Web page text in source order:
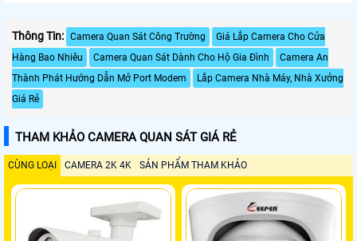
Thông Tin: Camera Quan Sát Công Trường
Giá Lắp Camera Cho Cửa
Hàng Bao Nhiêu
Camera Quan Sát Dành Cho Hộ Gia Đình
Camera An
Thành Phát Hướng Dẫn Mở Port Modem
Lắp Camera Nhà Máy, Nhà Xưởng
Giá Rẻ
THAM KHẢO CAMERA QUAN SÁT GIÁ RẺ
CÙNG LOẠI CAMERA 2K 4K SẢN PHẨM THAM KHẢO